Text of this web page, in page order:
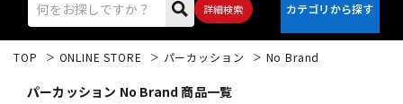
詳細検索
TOP ONLINE STORE パーカッション No Brand
パーカッション No Brand 商品一覧